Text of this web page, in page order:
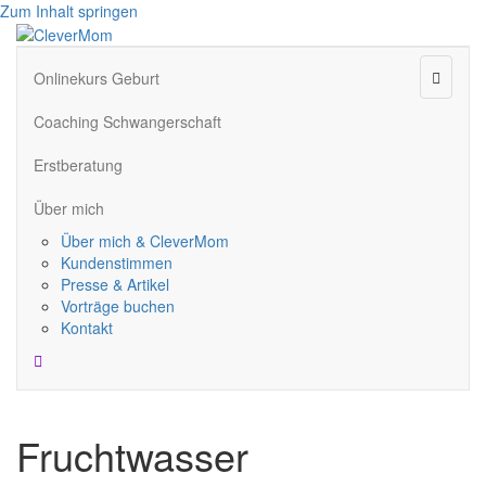
Zum Inhalt springen
Onlinekurs Geburt
Coaching Schwangerschaft
Erstberatung
Über mich
Über mich & CleverMom
Kundenstimmen
Presse & Artikel
Vorträge buchen
Kontakt
Fruchtwasser